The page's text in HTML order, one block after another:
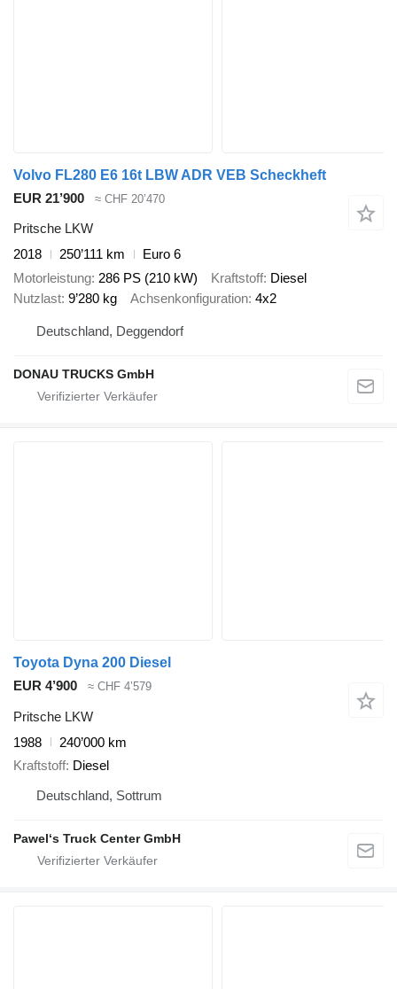
Volvo FL280 E6 16t LBW ADR VEB Scheckheft
EUR 21’900
≈ CHF 20’470
Pritsche LKW
2018
250’111 km
Euro 6
Motorleistung 286 PS (210 kW) Kraftstoff Diesel
Nutzlast 9’280 kg Achsenkonfiguration 4x2
Deutschland, Deggendorf
DONAU TRUCKS GmbH
Toyota Dyna 200 Diesel
EUR 4’900
≈ CHF 4’579
Pritsche LKW
1988
240’000 km
Kraftstoff Diesel
Deutschland, Sottrum
Pawel‘s Truck Center GmbH